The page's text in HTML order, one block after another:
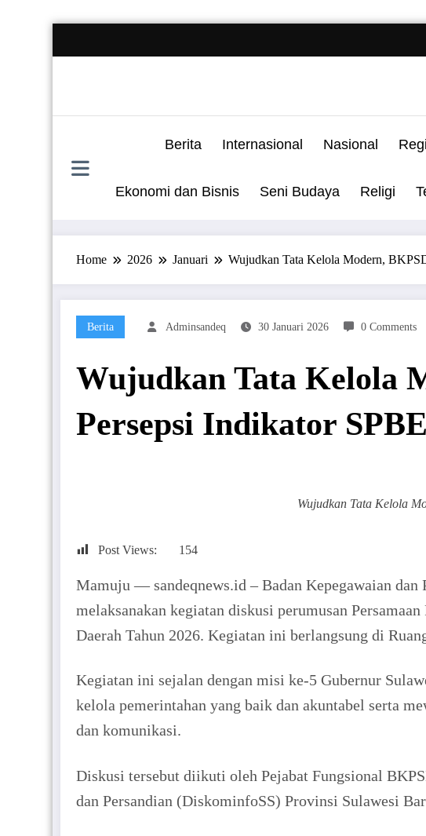
Berita Internasional Nasional
Ekonomi dan Bisnis Seni Budaya Religi
Home 2026 Januari Wujudkan Tata Kelola Modern,
Berita Adminsandeq 30 Januari 2026 0 Comments
Wujudkan Tata Kelola
Persepsi Indikator
Wujudkan Tata Kelola
Post Views: 154
Mamuju — sandeqnews.id – Badan Kepegawaian
melaksanakan kegiatan diskusi perumusan
Daerah Tahun 2026. Kegiatan ini berlangsung di
Kegiatan ini sejalan dengan misi ke-5 Gubernur
kelola pemerintahan yang baik dan akuntabel serta
dan komunikasi.
Diskusi tersebut diikuti oleh Pejabat Fungsional
dan Persandian (DiskominfoSS) Provinsi Sulawesi